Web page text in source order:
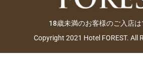
18歳未満のお客様のご入店
Copyright 2021 Hotel FOREST. All